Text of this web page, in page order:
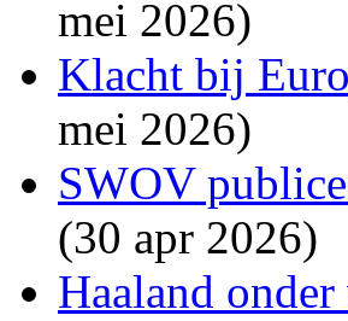
mei 2026)
Klacht bij
mei 2026)
SWOV
(30 apr 2026)
Haaland